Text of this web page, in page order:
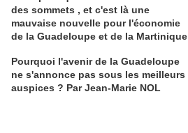
des sommets , et c'est là une
mauvaise nouvelle pour l'économie
de la Guadeloupe et de la Martinique
Pourquoi l'avenir de la Guadeloupe
ne s'annonce pas sous les meilleurs
auspices ? Par Jean-Marie NOL